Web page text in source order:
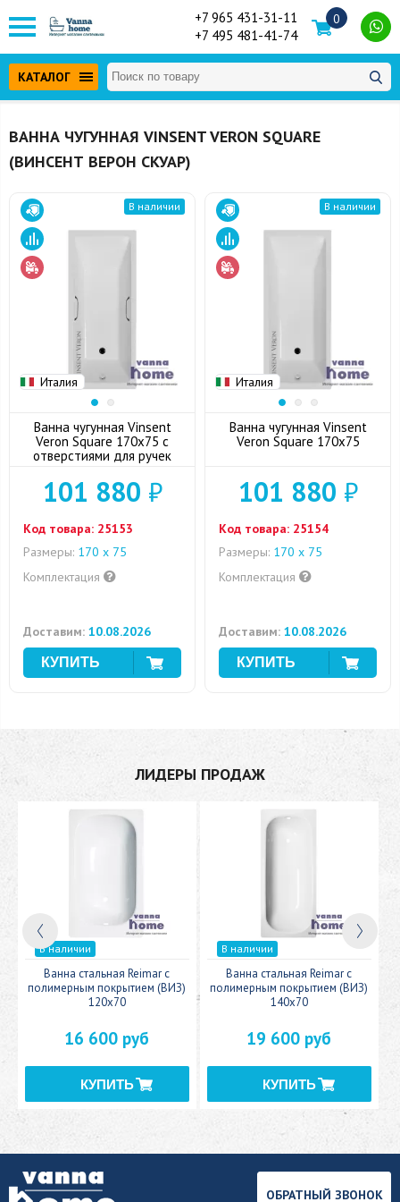
+7 965 431-31-11
+7 495 481-41-74
0
КАТАЛОГ
ВАННА ЧУГУННАЯ VINSENT VERON SQUARE
(ВИНСЕНТ ВЕРОН СКУАР)
Италия
В наличии
Ванна чугунная Vinsent
Veron Square 170x75 с
отверстиями для ручек
101 880 ₽
Код товара: 25153
Размеры: 170 х 75
Комплектация
Доставим: 10.08.2026
Италия
В наличии
Ванна чугунная Vinsent
Veron Square 170x75
101 880 ₽
Код товара: 25154
Размеры: 170 х 75
Комплектация
Доставим: 10.08.2026
ЛИДЕРЫ ПРОДАЖ
В наличии
Ванна стальная Reimar с
полимерным покрытием (ВИЗ)
120x70
16 600 руб
В наличии
Ванна стальная Reimar с
полимерным покрытием (ВИЗ)
140x70
19 600 руб
ОБРАТНЫЙ ЗВОНОК